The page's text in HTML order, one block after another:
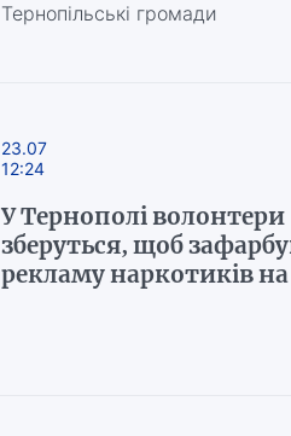
Тернопільські громади
23.07
12:24
У Тернополі волонтери
зберуться, щоб
рекламу наркотиків на